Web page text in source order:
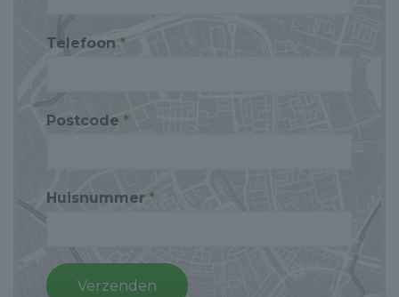
Telefoon *
Postcode *
Huisnummer *